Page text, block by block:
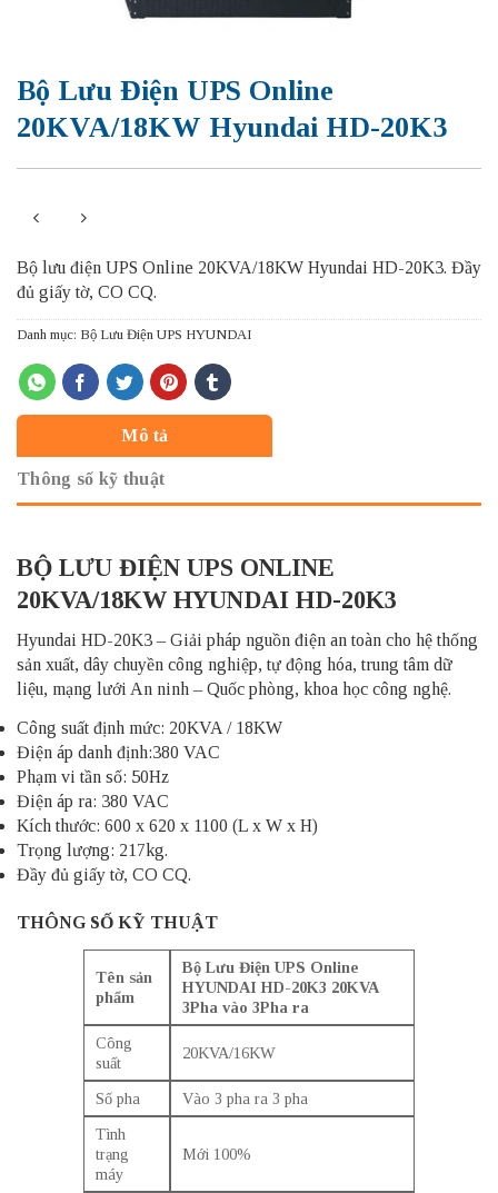
Bộ Lưu Điện UPS Online
20KVA/18KW Hyundai HD-20K3
Bộ lưu điện UPS Online 20KVA/18KW Hyundai HD-20K3. Đầy
đủ giấy tờ, CO CQ.
Danh mục: Bộ Lưu Điện UPS HYUNDAI
Mô tả
Thông số kỹ thuật
BỘ LƯU ĐIỆN UPS ONLINE
20KVA/18KW HYUNDAI HD-20K3
Hyundai HD-20K3 – Giải pháp nguồn điện an toàn cho hệ thống
sản xuất, dây chuyền công nghiệp, tự động hóa, trung tâm dữ
liệu, mạng lưới An ninh – Quốc phòng, khoa học công nghệ.
Công suất định mức: 20KVA / 18KW
Điện áp danh định:380 VAC
Phạm vi tần số: 50Hz
Điện áp ra: 380 VAC
Kích thước: 600 x 620 x 1100 (L x W x H)
Trọng lượng: 217kg.
Đầy đủ giấy tờ, CO CQ.
THÔNG SỐ KỸ THUẬT
Tên sản
phẩm
Bộ Lưu Điện UPS Online
HYUNDAI HD-20K3 20KVA
3Pha vào 3Pha ra
Công
suất
20KVA/16KW
Số pha
Vào 3 pha ra 3 pha
Tình
trạng
máy
Mới 100%